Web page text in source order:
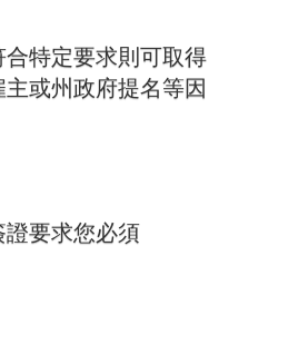
特定要求則可取得
或州政府提名等因
要求您必須